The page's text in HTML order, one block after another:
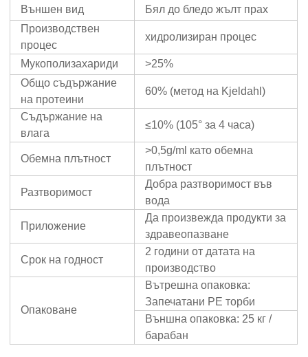
Външен вид
Бял до бледо жълт прах
Производствен
процес
хидролизиран процес
Мукополизахариди
>25%
Общо съдържание
на протеини
60% (метод на Kjeldahl)
Съдържание на
влага
≤10% (105° за 4 часа)
Обемна плътност
>0,5g/ml като обемна
плътност
Разтворимост
Добра разтворимост във
вода
Приложение
Да произвежда продукти за
здравеопазване
Срок на годност
2 години от датата на
производство
Опаковане
Вътрешна опаковка:
Запечатани PE торби
Външна опаковка: 25 кг /
барабан